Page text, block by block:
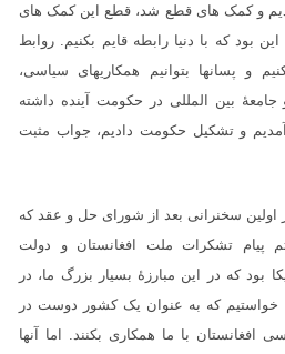
و کمک های قطع شد، قطع این کمک های
بود که با دنیا رابطه قایم بکنیم. روابط
و پسانها بتوانیم همکاریهای سیاسی،
جامعۀ بین المللی در حکومت آینده داشته
و تشکیل حکومت دادیم، جواب مثبت
اولین سخنرانی بعد از شورای حل و عقد که
پیام تشکرات ملت افغانستان و دولت
بود که در این مبارزۀ بسیار بزرگ ما، در
خواستیم که به عنوان یک کشور دوست در
افغانستان با ما همکاری بکنند. اما آنها